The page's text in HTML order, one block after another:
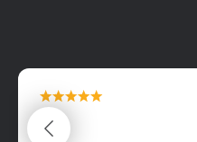
maximální spokojenost
22.06.2025